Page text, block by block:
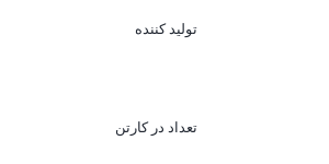
تولید کننده
تعداد در کارتن